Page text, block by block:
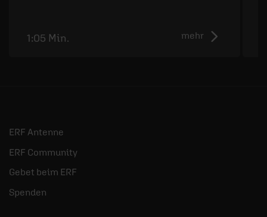
mehr
1:05 Min.
ERF Antenne
ERF Community
Gebet beim ERF
Spenden